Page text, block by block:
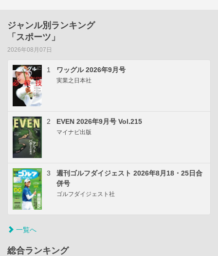
ジャンル別ランキング
「スポーツ」
2026年08月07日
1 ワッグル 2026年9月号
実業之日本社
2 EVEN 2026年9月号 Vol.215
マイナビ出版
3
週刊ゴルフダイジェスト 2026年8月18・25日合
併号
ゴルフダイジェスト社
一覧へ
総合ランキング